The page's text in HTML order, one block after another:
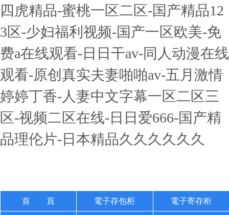
四虎精品-蜜桃一区二区-国产精品12
3区-少妇福利视频-国产一区欧美-免
费a在线观看-日日干av-同人动漫在线
观看-原创真实夫妻啪啪av-五月激情
婷婷丁香-人妻中文字幕一区二区三
区-视频二区在线-日日爱666-国产精
品理伦片-日本精品久久久久久久
首 頁 電子存包柜 電子寄存柜